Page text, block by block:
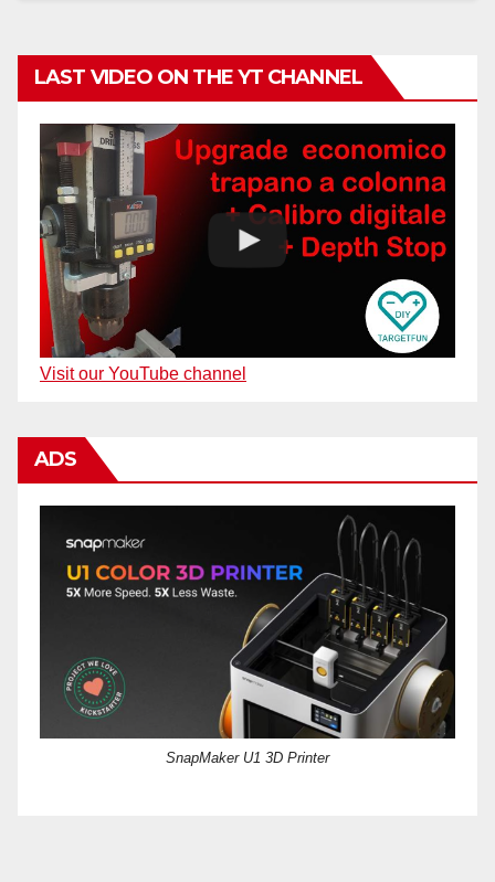
LAST VIDEO ON THE YT CHANNEL
Visit our YouTube channel
ADS
SnapMaker U1 3D Printer